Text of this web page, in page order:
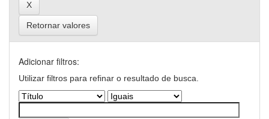
Retornar valores
Adicionar filtros:
Utilizar filtros para refinar o resultado de busca.